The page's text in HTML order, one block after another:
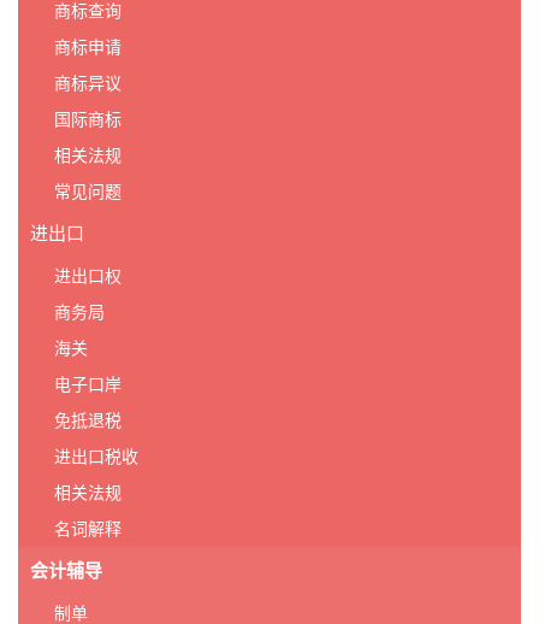
商标查询
商标申请
商标异议
国际商标
相关法规
常见问题
进出口
进出口权
商务局
海关
电子口岸
免抵退税
进出口税收
相关法规
名词解释
会计辅导
制单